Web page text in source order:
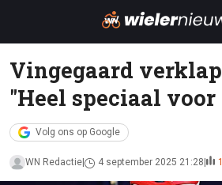
Vingegaard
"Heel speciaal
Volg ons op Google
WN Redactie 4 september 2025 21:28